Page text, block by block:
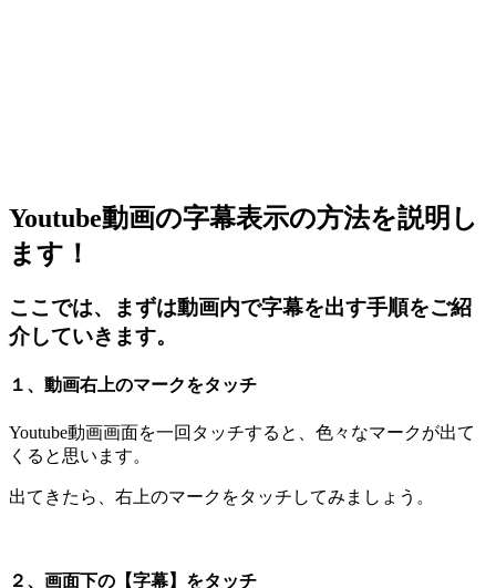
Youtube動画の字幕表示の方法を説明し
ます！
ここでは、まずは動画内で字幕を出す手順をご紹
介していきます。
１、動画右上のマークをタッチ
Youtube動画画面を一回タッチすると、色々なマークが出て
くると思います。
出てきたら、右上のマークをタッチしてみましょう。
２、画面下の【字幕】をタッチ